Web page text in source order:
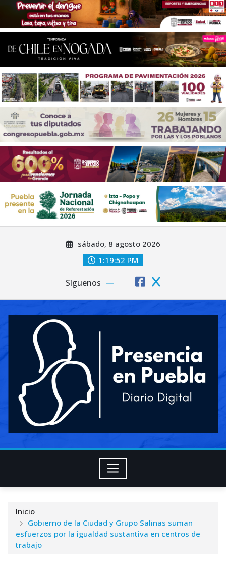
sábado, 8 agosto 2026
1:19:53 PM
Síguenos
Inicio
Gobierno de la Ciudad y Grupo Salinas suman
esfuerzos por la igualdad sustantiva en centros de
trabajo